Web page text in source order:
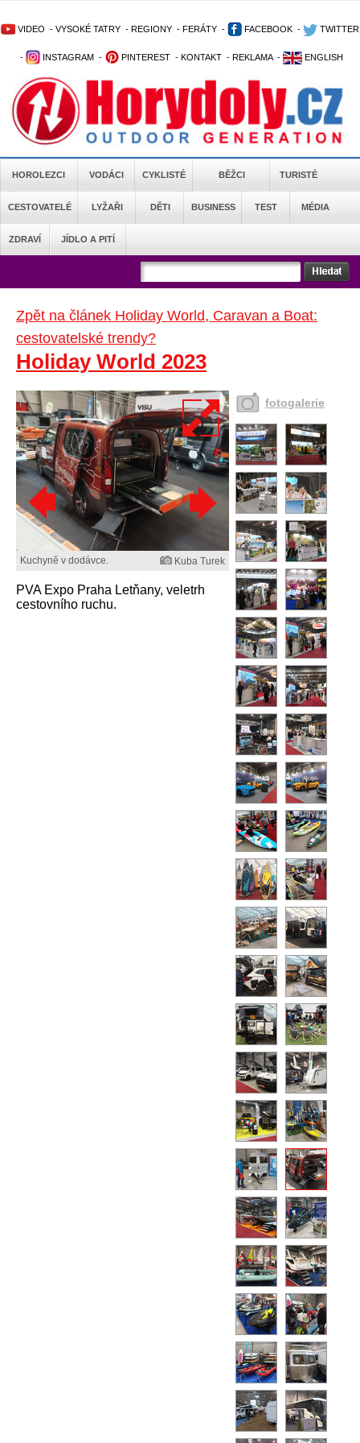
VIDEO - VYSOKÉ TATRY - REGIONY - FERÁTY - FACEBOOK - TWITTER
- INSTAGRAM - PINTEREST - KONTAKT - REKLAMA - ENGLISH
HOROLEZCI VODÁCI CYKLISTÉ BĚŽCI TURISTÉ
CESTOVATELÉ LYŽAŘI DĚTI BUSINESS TEST MÉDIA
ZDRAVÍ JÍDLO A PITÍ
Zpět na článek Holiday World, Caravan a Boat:
cestovatelské trendy?
Holiday World 2023
Kuchyně v dodávce. Kuba Turek
PVA Expo Praha Letňany, veletrh
cestovního ruchu.
fotogalerie